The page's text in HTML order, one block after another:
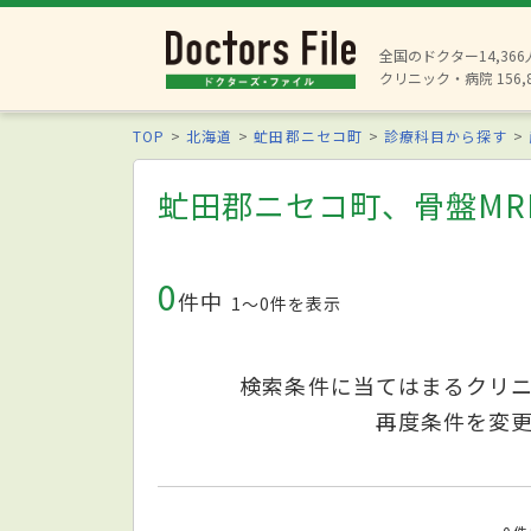
全国のドクター14,366
クリニック・病院
TOP 北海道 虻田郡ニセコ町 診療科目から探す
虻田郡ニセコ町、骨盤
0件中 1〜0件を表示
検索条件に当てはまるクリ
再度条件を変